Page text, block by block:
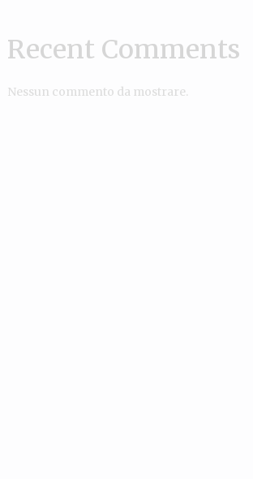
Recent Comments
Nessun commento da mostrare.